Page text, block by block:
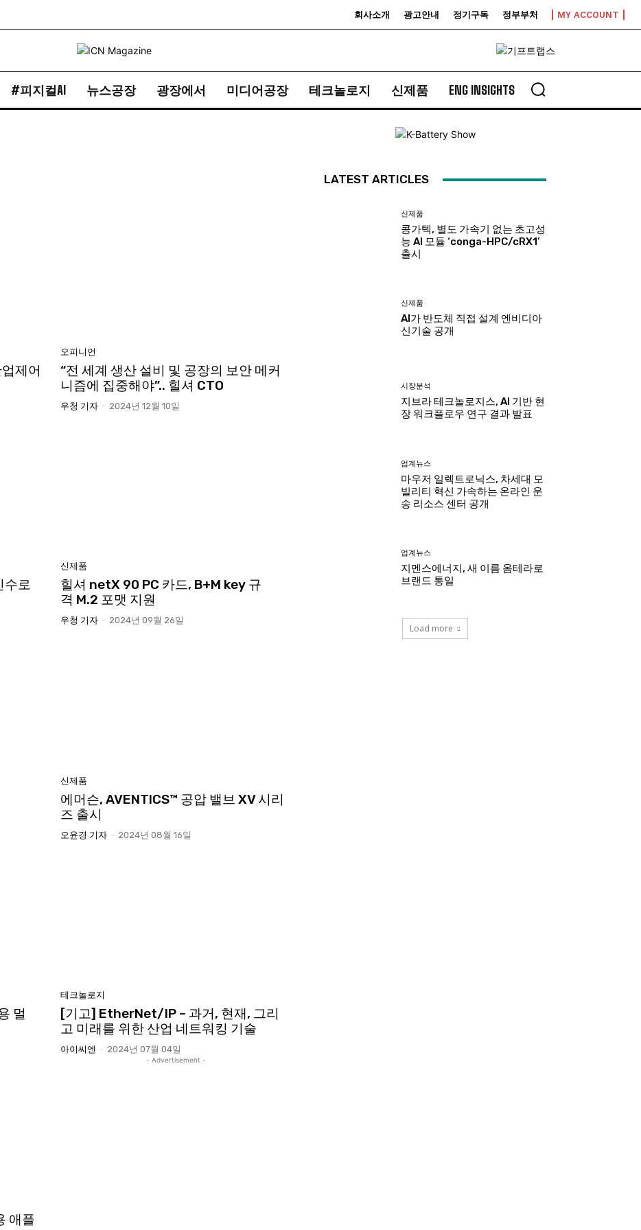
회사소개 광고안내 정기구독 정부부처 MY ACCOUNT
#피지컬AI 뉴스공장 광장에서 미디어공장 테크놀로지 신제품 ENG INSIGHTS
제어
오피니언
“전 세계 생산 설비 및 공장의 보안 메커
니즘에 집중해야”.. 힐셔 CTO
우청 기자 - 2024년 12월 10일
수로
신제품
힐셔 netX 90 PC 카드, B+M key 규
격 M.2 포맷 지원
우청 기자 - 2024년 09월 26일
신제품
에머슨, AVENTICS™ 공압 밸브 XV 시리
즈 출시
오윤경 기자 - 2024년 08월 16일
멀
테크놀로지
[기고] EtherNet/IP – 과거, 현재, 그리
고 미래를 위한 산업 네트워킹 기술
아이씨엔 - 2024년 07월 04일
애플
- Advertisement -
LATEST ARTICLES
신제품
콩가텍, 별도 가속기 없는 초고성
능 AI 모듈 ‘conga-HPC/cRX1’
출시
신제품
AI가 반도체 직접 설계 엔비디아
신기술 공개
시장분석
지브라 테크놀로지스, AI 기반 현
장 워크플로우 연구 결과 발표
업계뉴스
마우저 일렉트로닉스, 차세대 모
빌리티 혁신 가속하는 온라인 운
송 리소스 센터 공개
업계뉴스
지멘스에너지, 새 이름 옴테라로
브랜드 통일
Load more